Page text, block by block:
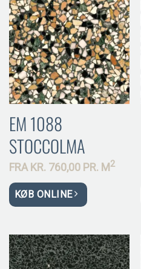
EM 1088
STOCCOLMA
FRA KR. 760,00 PR. M 2
KØB ONLINE